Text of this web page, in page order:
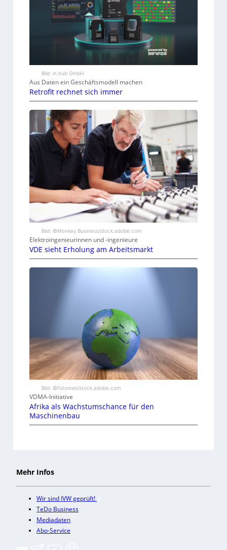
Bild: in.hub GmbH
Aus Daten ein Geschäftsmodell machen
Retrofit rechnet sich immer
Bild: ©Monkey Business/stock.adobe.com
Elektroingenieurinnen und -ingenieure
VDE sieht Erholung am Arbeitsmarkt
Bild: ©fotomek/stock.adobe.com
VDMA-Initiative
Afrika als Wachstumschance für den
Maschinenbau
Mehr Infos
Wir sind IVW geprüft!
TeDo Business
Mediadaten
Abo-Service